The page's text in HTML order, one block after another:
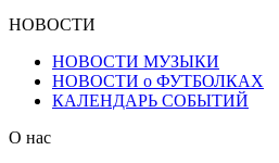
НОВОСТИ
НОВОСТИ МУЗЫКИ
НОВОСТИ о ФУТБОЛКАХ
КАЛЕНДАРЬ СОБЫТИЙ
О нас